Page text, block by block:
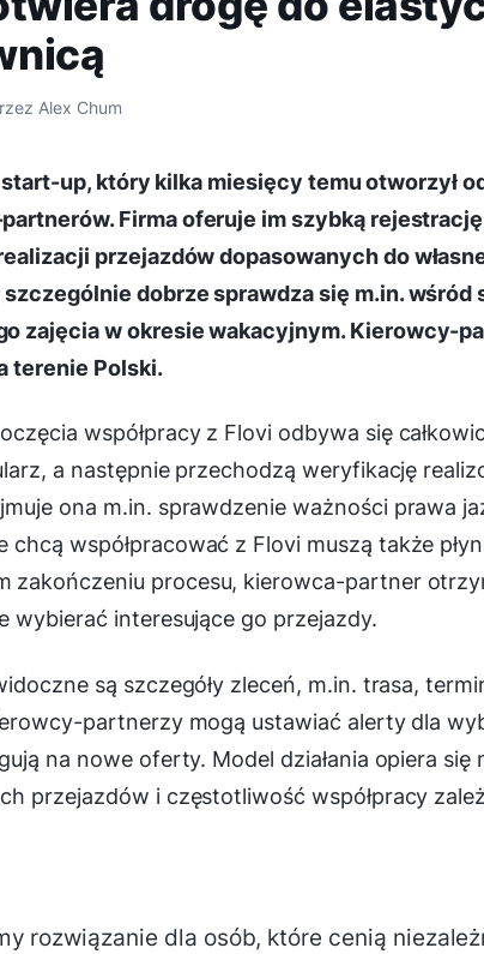
Alex Chum
up, który kilka miesięcy temu otworzył
Firma oferuje im szybką
przejazdów dopasowanych do
szczególnie dobrze sprawdza się m.in.
zajęcia w okresie wakacyjnym. Kierowcy-
terenie Polski.
współpracy z Flovi odbywa się
a następnie przechodzą weryfikację
ona m.in. sprawdzenie ważności prawa
chcą współpracować z Flovi muszą także
zakończeniu procesu, kierowca-partner
wybierać interesujące go przejazdy.
są szczegóły zleceń, m.in. trasa,
partnerzy mogą ustawiać alerty dla
na nowe oferty. Model działania opiera się
przejazdów i częstotliwość współpracy
rozwiązanie dla osób, które cenią